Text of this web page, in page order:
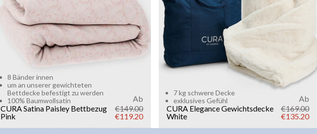
8 Bänder innen
um an unserer gewichteten
Bettdecke befestigt zu werden
100% Baumwollsatin
CURA Satina Paisley Bettbezug
Pink
Ab
€149.00
€119.20
7 kg schwere Decke
exklusives Gefühl
CURA Elegance Gewichtsdecke
White
Ab
€169.00
€135.20